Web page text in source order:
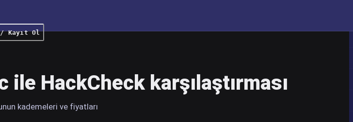
Kayıt Ol
ile HackCheck karşılaştırması
kademeleri ve fiyatları